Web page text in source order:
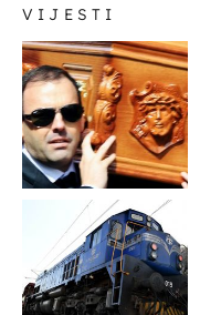
VIJESTI